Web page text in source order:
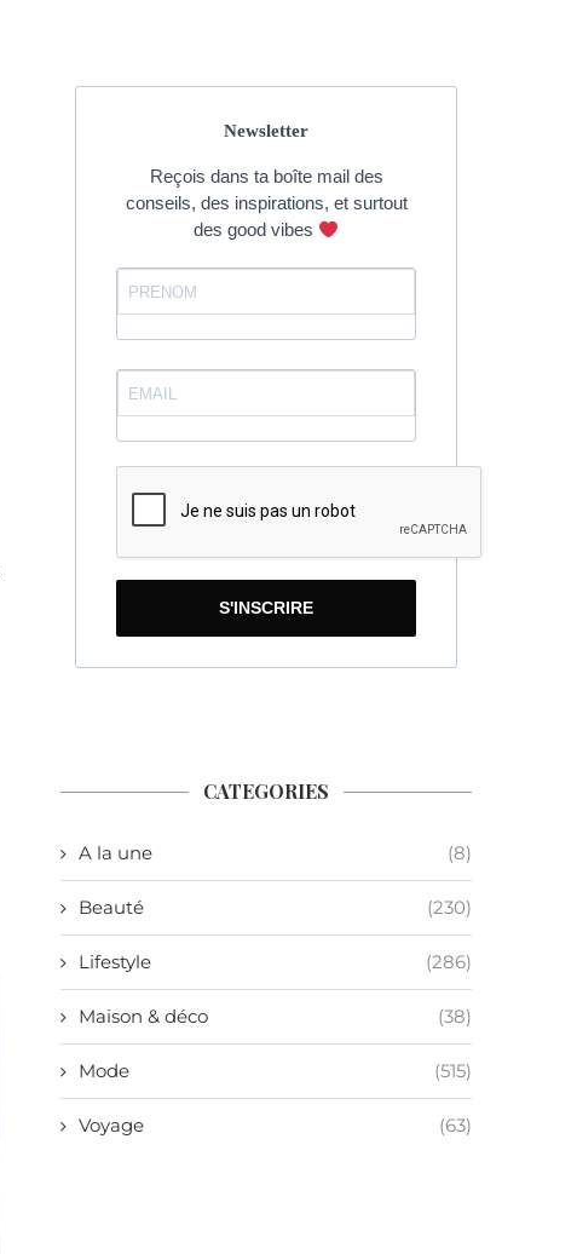
Newsletter
Reçois dans ta boîte mail des
conseils, des inspirations, et surtout
des good vibes
S'INSCRIRE
CATEGORIES
A la une (8)
Beauté (230)
Lifestyle (286)
Maison & déco (38)
Mode (515)
Voyage (63)